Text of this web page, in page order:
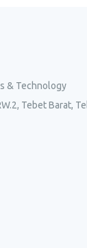
& Technology
Tebet Barat,